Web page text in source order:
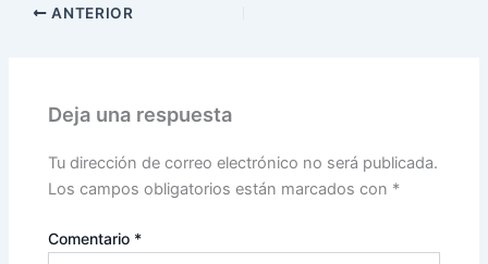
ANTERIOR
Deja una respuesta
Tu dirección de correo electrónico no será publicada.
Los campos obligatorios están marcados con *
Comentario *